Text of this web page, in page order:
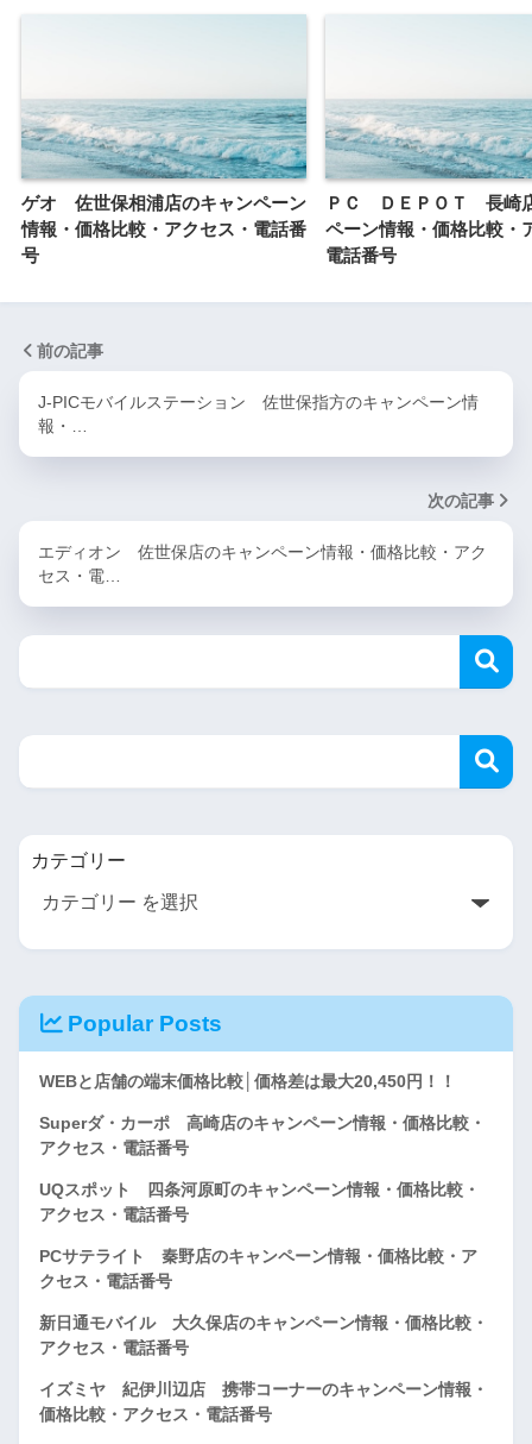
ゲオ 佐世保相浦店のキャンペーン
情報・価格比較・アクセス・電話番
号
ＰＣ ＤＥＰＯＴ 長崎
ペーン情報・価格比較・
電話番号
前の記事
J-PICモバイルステーション 佐世保指方のキャンペーン情
報・…
次の記事
エディオン 佐世保店のキャンペーン情報・価格比較・アク
セス・電…
カテゴリー
Popular Posts
WEBと店舗の端末価格比較│価格差は最大20,450円！！
Superダ・カーポ 高崎店のキャンペーン情報・価格比較・
アクセス・電話番号
UQスポット 四条河原町のキャンペーン情報・価格比較・
アクセス・電話番号
PCサテライト 秦野店のキャンペーン情報・価格比較・ア
クセス・電話番号
新日通モバイル 大久保店のキャンペーン情報・価格比較・
アクセス・電話番号
イズミヤ 紀伊川辺店 携帯コーナーのキャンペーン情報・
価格比較・アクセス・電話番号